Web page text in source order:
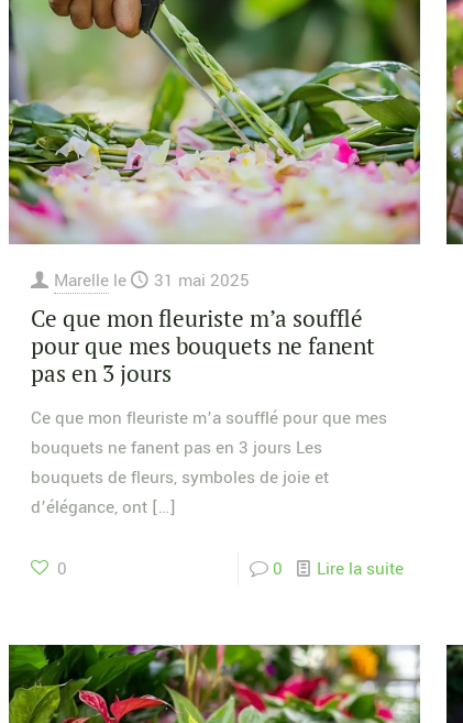
Marelle le 31 mai 2025
Ce que mon fleuriste m’a soufflé
pour que mes bouquets ne fanent
pas en 3 jours
Ce que mon fleuriste m’a soufflé pour que mes
bouquets ne fanent pas en 3 jours Les
bouquets de fleurs, symboles de joie et
d’élégance, ont[…]
0 0 Lire la suite